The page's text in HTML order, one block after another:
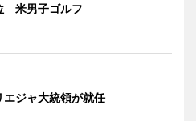
米男子ゴルフ
エジャ大統領が就任